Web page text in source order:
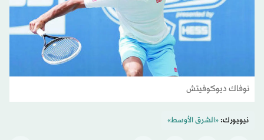
نوفاك ديوكوفيتش
نيويورك:«الشرق الأوسط»